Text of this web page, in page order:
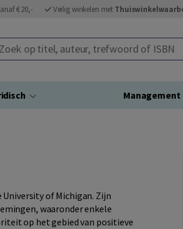
€ 20,- Veilig winkelen met
op titel, auteur, trefwoord of ISBN
Management
University of Michigan. Zijn
waaronder enkele
op het gebied van positieve